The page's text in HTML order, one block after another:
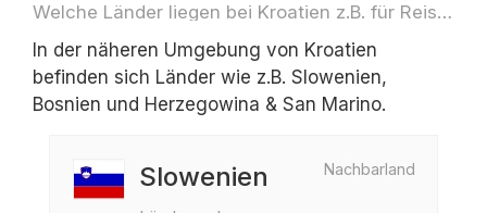
Welche Länder liegen bei Kroatien z.B. für Reisen oder Flüge
In der näheren Umgebung von Kroatien
befinden sich Länder wie z.B. Slowenien,
Bosnien und Herzegowina & San Marino.
Nachbarland
Slowenien